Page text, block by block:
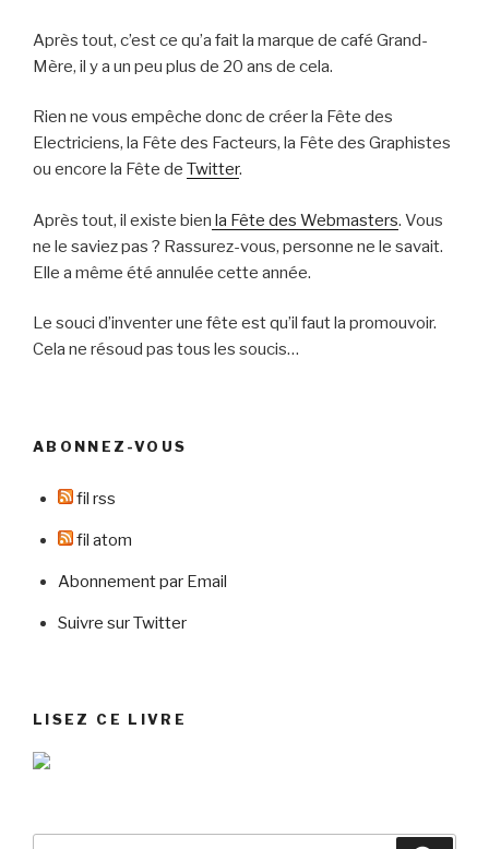
Après tout, c’est ce qu’a fait la marque de café Grand-
Mère, il y a un peu plus de 20 ans de cela.
Rien ne vous empêche donc de créer la Fête des
Electriciens, la Fête des Facteurs, la Fête des Graphistes
ou encore la Fête de Twitter.
Après tout, il existe bien la Fête des Webmasters. Vous
ne le saviez pas ? Rassurez-vous, personne ne le savait.
Elle a même été annulée cette année.
Le souci d’inventer une fête est qu’il faut la promouvoir.
Cela ne résoud pas tous les soucis…
ABONNEZ-VOUS
fil rss
fil atom
Abonnement par Email
Suivre sur Twitter
LISEZ CE LIVRE